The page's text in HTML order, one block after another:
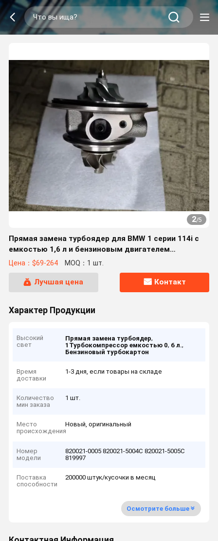
2/5
Прямая замена турбоядер для BMW 1 серии 114i с
емкостью 1,6 л и бензиновым двигателем
N13B16M0
Цена：$69-264 MOQ：1 шт.
Лучшая цена Контакт
Характер Продукции
Высокий
свет
Прямая замена турбоядер,
1Турбокомпрессор емкостью 0, 6 л.,
Бензиновый турбокартон
Время
доставки
1-3 дня, если товары на складе
Количество
мин заказа
1 шт.
Место
происхождения
Новый, оригинальный
Номер
модели
820021-0005 820021-5004С 820021-5005С
819997
Поставка
способности
200000 штук/кусочки в месяц
Осмотрите больше